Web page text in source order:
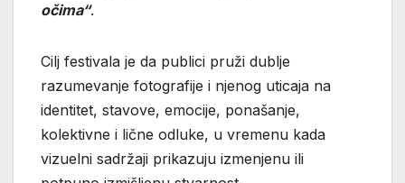
očima“.
Cilj festivala je da publici pruži dublje
razumevanje fotografije i njenog uticaja na
identitet, stavove, emocije, ponašanje,
kolektivne i lične odluke, u vremenu kada
vizuelni sadržaji prikazuju izmenjenu ili